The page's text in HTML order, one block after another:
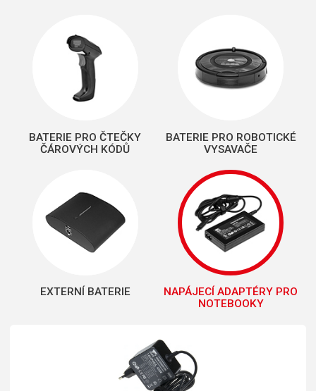
BATERIE PRO ČTEČKY
ČÁROVÝCH KÓDŮ
BATERIE PRO ROBOTICKÉ
VYSAVAČE
EXTERNÍ BATERIE
NAPÁJECÍ ADAPTÉRY PRO
NOTEBOOKY